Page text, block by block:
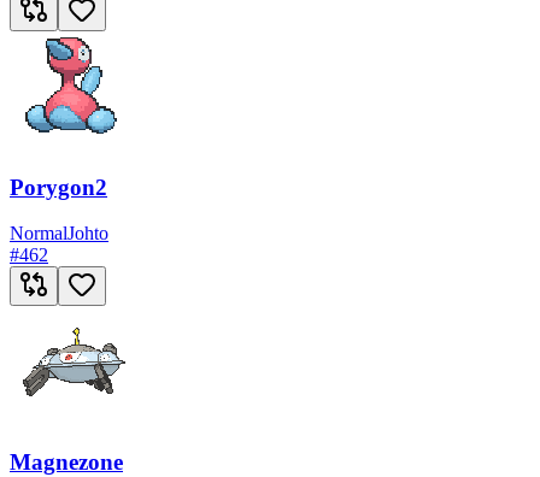
Porygon2
NormalJohto
#462
Magnezone